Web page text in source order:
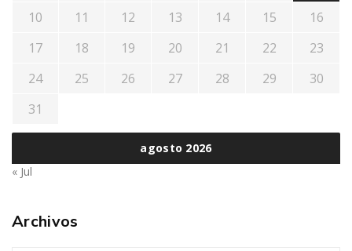
agosto 2026
10
11 12 13 14 15
16
17
18 19 20 21 22
23
24
25 26 27 28 29
30
31
« Jul
Archivos